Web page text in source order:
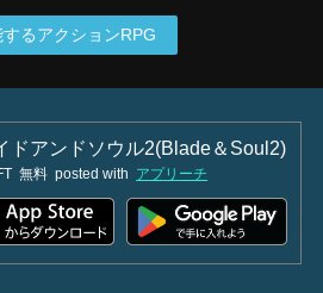
するアクションRPG
ドアンドソウル2(Blade＆Soul2)
無料 posted with アプリーチ